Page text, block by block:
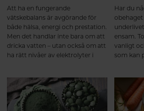
Precis
kroppen
flera
stimulera
Att ha en fungerande
vätskebalans är avgörande för
både hälsa, energi och prestation.
Men det handlar inte bara om att
dricka vatten – utan också om att
ha rätt nivåer av elektrolyter i
Har du
ensam.
vanligt
som kan
men är
under